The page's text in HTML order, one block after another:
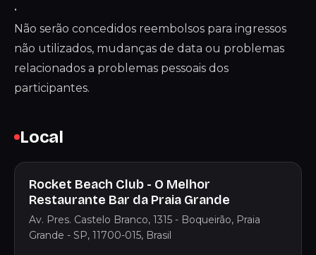
•
Não serão concedidos reembolsos para ingressos
não utilizados, mudanças de data ou problemas
relacionados a problemas pessoais dos
participantes.
Local
Rocket Beach Club - O Melhor
Restaurante Bar da Praia Grande
Av. Pres. Castelo Branco, 1315 - Boqueirão, Praia
Grande - SP, 11700-015, Brasil